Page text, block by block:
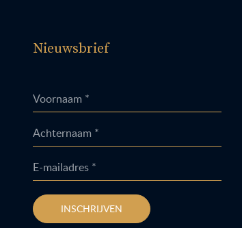
Nieuwsbrief
Voornaam *
Achternaam *
E-mailadres *
INSCHRIJVEN